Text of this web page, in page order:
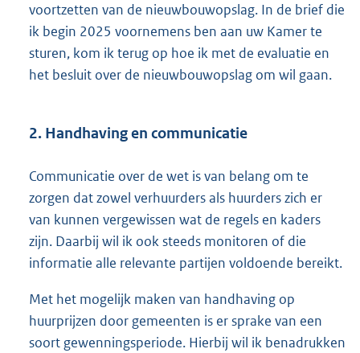
voortzetten van de nieuwbouwopslag. In de brief die
ik begin 2025 voornemens ben aan uw Kamer te
sturen, kom ik terug op hoe ik met de evaluatie en
het besluit over de nieuwbouwopslag om wil gaan.
2. Handhaving en communicatie
Communicatie over de wet is van belang om te
zorgen dat zowel verhuurders als huurders zich er
van kunnen vergewissen wat de regels en kaders
zijn. Daarbij wil ik ook steeds monitoren of die
informatie alle relevante partijen voldoende bereikt.
Met het mogelijk maken van handhaving op
huurprijzen door gemeenten is er sprake van een
soort gewenningsperiode. Hierbij wil ik benadrukken